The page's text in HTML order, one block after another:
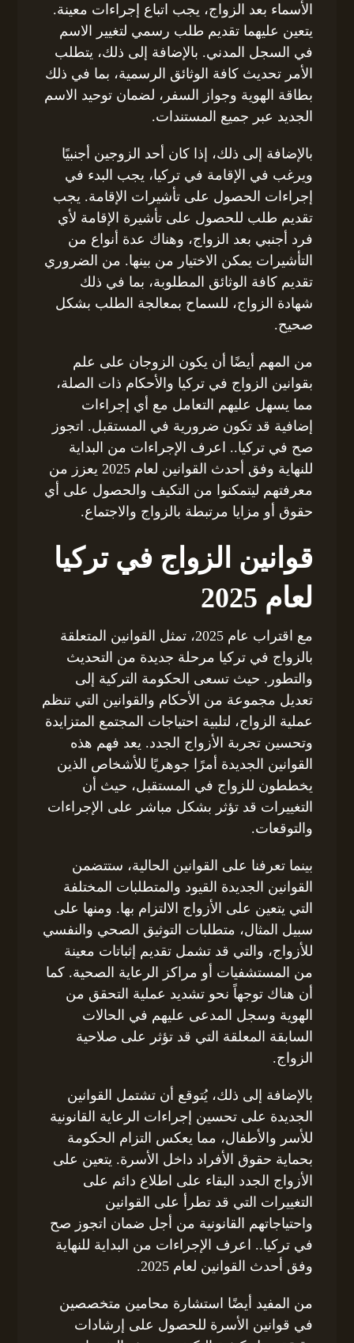
الأسماء بعد الزواج، يجب اتباع إجراءات معينة.
يتعين عليهما تقديم طلب رسمي لتغيير الاسم
في السجل المدني. بالإضافة إلى ذلك، يتطلب
الأمر تحديث كافة الوثائق الرسمية، بما في ذلك
بطاقة الهوية وجواز السفر، لضمان توحيد الاسم
الجديد عبر جميع المستندات.
بالإضافة إلى ذلك، إذا كان أحد الزوجين أجنبيًا
ويرغب في الإقامة في تركيا، يجب البدء في
إجراءات الحصول على تأشيرات الإقامة. يجب
تقديم طلب للحصول على تأشيرة الإقامة لأي
فرد أجنبي بعد الزواج، وهناك عدة أنواع من
التأشيرات يمكن الاختيار من بينها. من الضروري
تقديم كافة الوثائق المطلوبة، بما في ذلك
شهادة الزواج، للسماح بمعالجة الطلب بشكل
صحيح.
من المهم أيضًا أن يكون الزوجان على علم
بقوانين الزواج في تركيا والأحكام ذات الصلة،
مما يسهل عليهم التعامل مع أي إجراءات
إضافية قد تكون ضرورية في المستقبل. اتجوز
صح في تركيا.. اعرف الإجراءات من البداية
للنهاية وفق أحدث القوانين لعام 2025 يعزز من
معرفتهم ليتمكنوا من التكيف والحصول على أي
حقوق أو مزايا مرتبطة بالزواج والاجتماع.
قوانين الزواج في تركيا
لعام 2025
مع اقتراب عام 2025، تمثل القوانين المتعلقة
بالزواج في تركيا مرحلة جديدة من التحديث
والتطور. حيث تسعى الحكومة التركية إلى
تعديل مجموعة من الأحكام والقوانين التي تنظم
عملية الزواج، لتلبية احتياجات المجتمع المتزايدة
وتحسين تجربة الأزواج الجدد. يعد فهم هذه
القوانين الجديدة أمرًا جوهريًا للأشخاص الذين
يخططون للزواج في المستقبل، حيث أن
التغييرات قد تؤثر بشكل مباشر على الإجراءات
والتوقعات.
بينما تعرفنا على القوانين الحالية، ستتضمن
القوانين الجديدة القيود والمتطلبات المختلفة
التي يتعين على الأزواج الالتزام بها. ومنها على
سبيل المثال، متطلبات التوثيق الصحي والنفسي
للأزواج، والتي قد تشمل تقديم إثباتات معينة
من المستشفيات أو مراكز الرعاية الصحية. كما
أن هناك توجهاً نحو تشديد عملية التحقق من
الهوية وسجل المدعى عليهم في الحالات
السابقة المعلقة التي قد تؤثر على صلاحية
الزواج.
بالإضافة إلى ذلك، يُتوقع أن تشتمل القوانين
الجديدة على تحسين إجراءات الرعاية القانونية
للأسر والأطفال، مما يعكس التزام الحكومة
بحماية حقوق الأفراد داخل الأسرة. يتعين على
الأزواج الجدد البقاء على اطلاع دائم على
التغييرات التي قد تطرأ على القوانين
واحتياجاتهم القانونية من أجل ضمان اتجوز صح
في تركيا.. اعرف الإجراءات من البداية للنهاية
وفق أحدث القوانين لعام 2025.
من المفيد أيضًا استشارة محامين متخصصين
في قوانين الأسرة للحصول على إرشادات